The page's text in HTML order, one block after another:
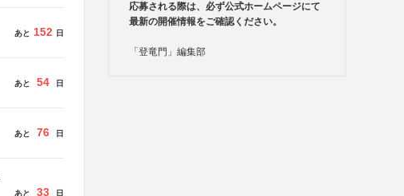
あと 152 日
あと 54 日
あと 76 日
あと 33 日
応募される際は、必ず公式ホームページにて
最新の開催情報をご確認ください。
「登竜門」編集部